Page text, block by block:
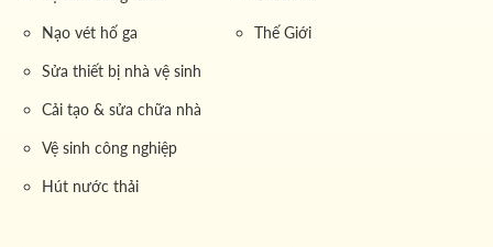
Nạo vét hố ga
Sửa thiết bị nhà vệ sinh
Cải tạo & sửa chữa nhà
Vệ sinh công nghiệp
Hút nước thải
Thế Giới